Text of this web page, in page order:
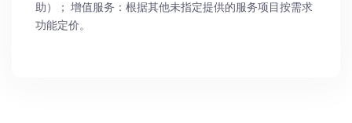
助）
； 增值服务：根据其他未指定提供的服务项目按需求
功能定价。